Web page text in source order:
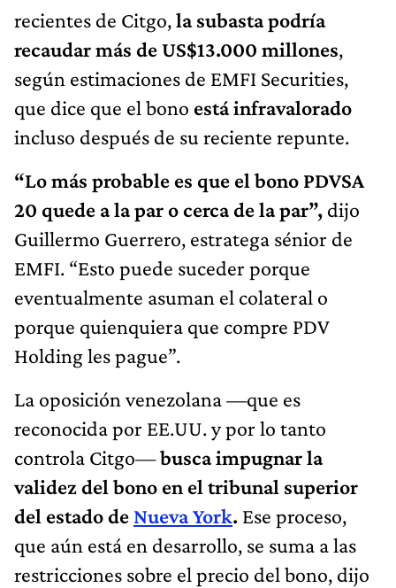
recientes de Citgo,la subasta podría
recaudar más de US$13.000 millones,
según estimaciones de EMFI Securities,
que dice que el bono está infravalorado
incluso después de su reciente repunte.
“Lo más probable es que el bono PDVSA
20 quede a la par o cerca de la par”, dijo
Guillermo Guerrero, estratega sénior de
EMFI. “Esto puede suceder porque
eventualmente asuman el colateral o
porque quienquiera que compre PDV
Holding les pague”.
La oposición venezolana —que es
reconocida por EE.UU. y por lo tanto
controla Citgo—busca impugnar la
validez del bono en el tribunal superior
del estado de Nueva York. Ese proceso,
que aún está en desarrollo, se suma a las
restricciones sobre el precio del bono, dijo